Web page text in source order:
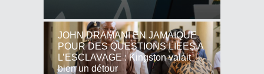
JOHN DRAMANI EN JAMAIQUE
POUR DES QUESTIONS LIEES A
L’ESCLAVAGE : Kingston valait
bien un détour